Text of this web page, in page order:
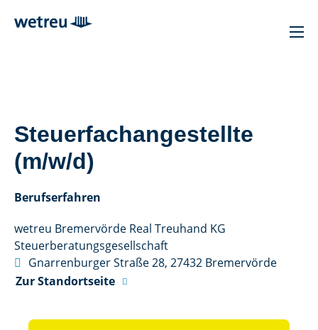
Steuerfachangestellte
(m/w/d)
Berufserfahren
wetreu Bremervörde Real Treuhand KG
Steuerberatungs­gesellschaft
 Gnarrenburger Straße 28, 27432 Bremervörde
Zur Standortseite